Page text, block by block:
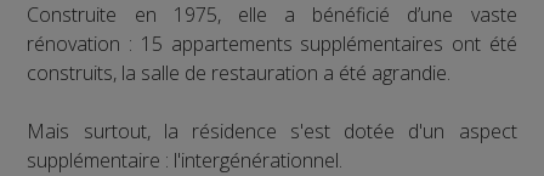
Construite en 1975, elle a bénéficié d’une vaste
rénovation : 15 appartements supplémentaires ont été
construits, la salle de restauration a été agrandie.
Mais surtout, la résidence s'est dotée d'un aspect
supplémentaire : l'intergénérationnel.